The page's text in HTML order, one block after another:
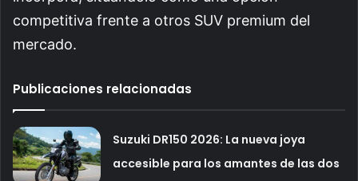
competitiva frente a otros SUV premium del
mercado.
Publicaciones relacionadas
Suzuki DR150 2026: La nueva joya
accesible para los amantes de las dos